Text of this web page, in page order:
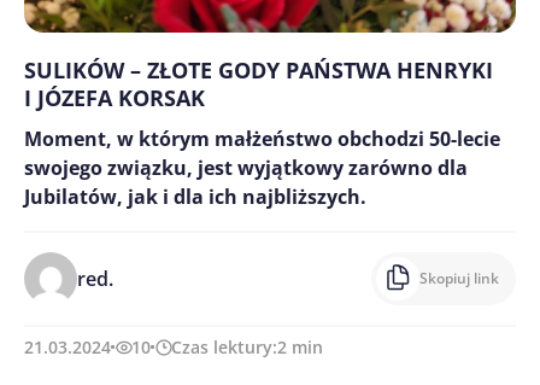
SULIKÓW – ZŁOTE GODY PAŃSTWA HENRYKI
I JÓZEFA KORSAK
Moment, w którym małżeństwo obchodzi 50-lecie
swojego związku, jest wyjątkowy zarówno dla
Jubilatów, jak i dla ich najbliższych.
red. Skopiuj link
21.03.2024 10 Czas lektury:2 min